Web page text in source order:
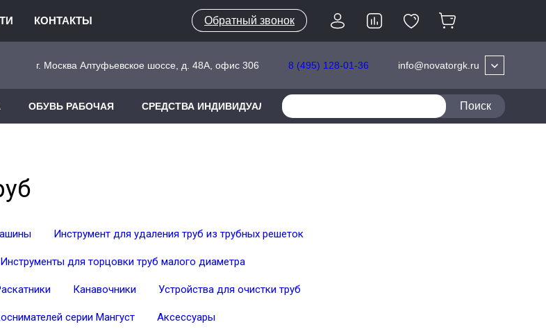
КОНТАКТЫ Обратный звонок
г. Москва Алтуфьевское шоссе, д. 48А, офис 306 8 (495) 128-01-36 info@novatorgk.ru
ОБУВЬ РАБОЧАЯ СРЕДСТВА ИНДИВИДУАЛЬНОЙ ЗАЩИТЫ ВАЛЬЦОВКИ РАЗЛИЧНЫХ СЕРИЙ
Поиск
Инструмент для удаления труб из трубных решеток
Инструменты для торцовки труб малого диаметра
Канавочники Устройства для очистки труб
серии Мангуст Аксессуары